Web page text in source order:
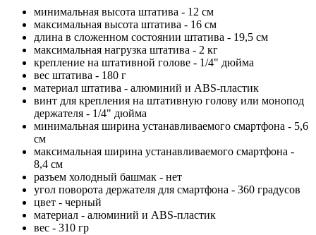
минимальная высота штатива - 12 см
максимальная высота штатива - 16 см
длина в сложенном состоянии штатива - 19,5 см
максимальная нагрузка штатива - 2 кг
крепление на штативной голове - 1/4" дюйма
вес штатива - 180 г
материал штатива - алюминий и ABS-пластик
винт для крепления на штативную голову или монопод
держателя - 1/4" дюйма
минимальная ширина устанавливаемого смартфона - 5,6
см
максимальная ширина устанавливаемого смартфона -
8,4 см
разъем холодный башмак - нет
угол поворота держателя для смартфона - 360 градусов
цвет - черный
материал - алюминий и ABS-пластик
вес - 310 гр